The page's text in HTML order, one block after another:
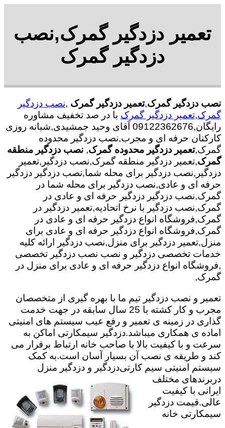
تعمیر دزدگیر گمرک,نصب
دزدگیر گمرک
نصب دزدگیر گمرک,تعمیر دزدگیر گمرک ,نصب دزدگیر
گمرک,تعمیر دزدگیر گمرک با در صد تخفیف مشاوره
رایگان,09122362676 آقای وحید جمشیدی,شبانه روزی
کارکنان حرفه ای و مجرب,نصب دزدگیر محدوده
گمرک,تعمیر دزدگیر محدوده گمرک, نصب دزدگیر منطقه
گمرک,تعمیر دزدگیر منطقه گمرک,نصب دزدگیر,تعمیر
دزدگیر,نصب دزدگیر برای محله شما,نصب دزدگیر دزدگیر
حرفه ای و عادی,نصب دزدگیر برای محله شما در
گمرک,نصب دزدگیر دزدگیر حرفه ای و عادی در
گمرک,نصب دزدگیر با نرخ اتحادیه,تعمیر دزدگیر در
گمرک,فروشگاه انواع دزدگیر حرفه ای و عادی در
گمرک,فروشگاه انواع دزدگیر حرفه ای و عادی برای
منزل,تعمیر دزدگیر برای منزل,نصب دزدگیر ارائه کلیه
خدمات تخصصی دزدگیر و نصب نصب دزدگیر تخصصی
,فروشگاه انواع دزدگیر حرفه ای و عادی برای منزل در
گمرک,
تعمیر و نصب دزدگیر تیم ما با بهره گیری از متخصصان
مجرب و کار کشته با 25 سال سابقه در جهت خدمت
گذاری در زمینه ی تعمیر و رفع عیب سیستم های امنیتی
اماده ی همکاری میباشد.دزدگیر سیمکارتی اماکن به
سرعت و با کیفیت بالا با صاحب خانه ارتباط برقرار می
کند و طریقه ی نصب آن بسیار آسان است.به کمک
سیستم امنیتی سیم کارتیدزدگیر و دزدگیر منزل
دربرندهای مختلف
ایرانی با کیفیت
عالی.قیمت دزدگیر
سیمکارتی خانه